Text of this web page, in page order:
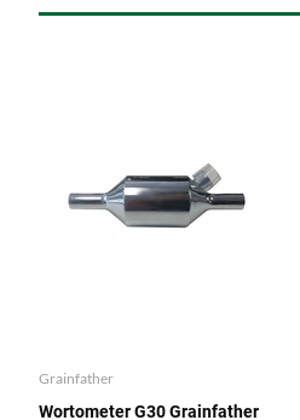
Grainfather
Wortometer G30 Grainfather